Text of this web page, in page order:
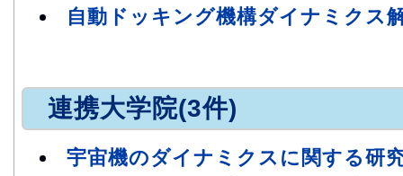
自動ドッキング機構ダイナミクス
連携大学院(3件)
宇宙機のダイナミクスに関する研